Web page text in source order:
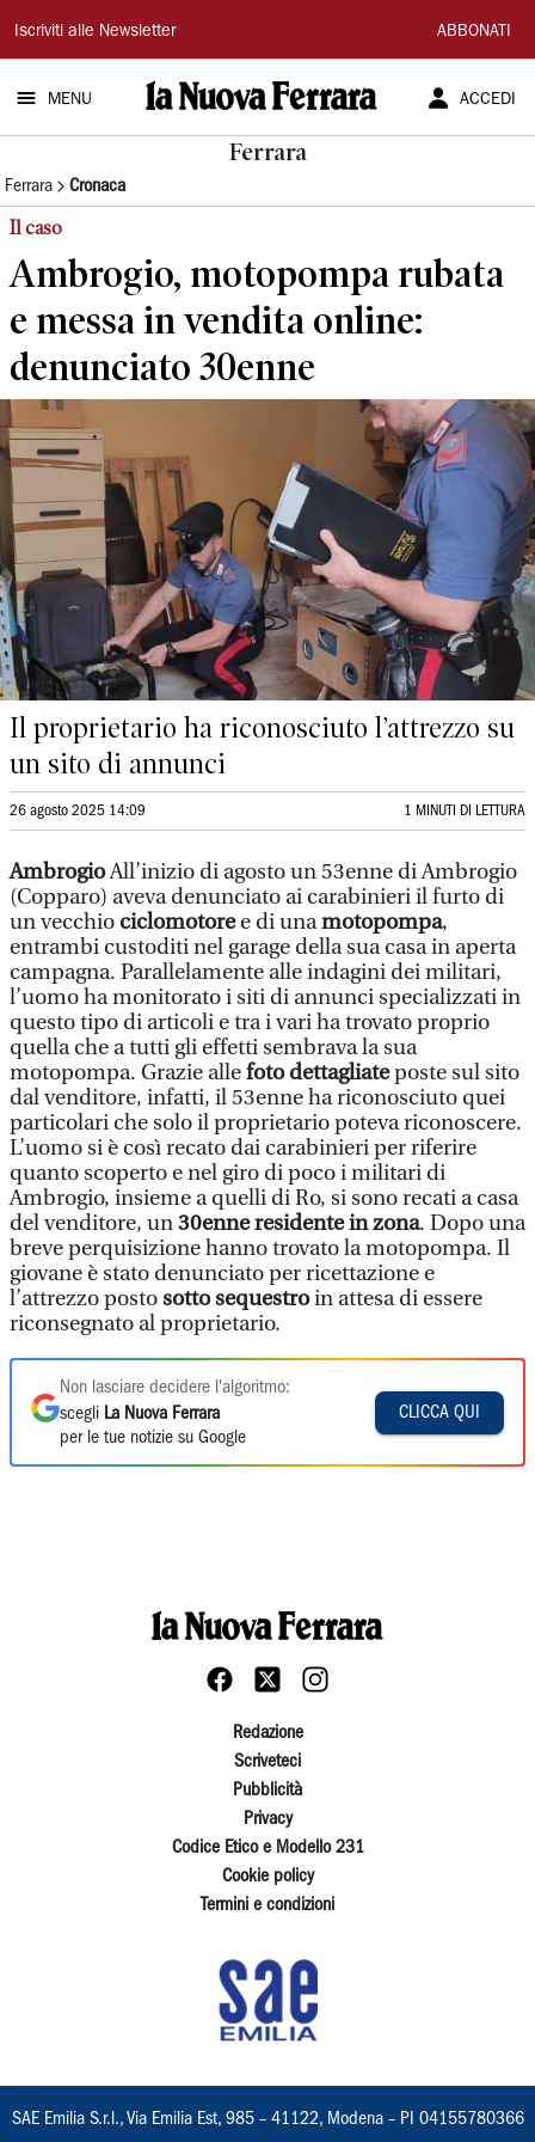
La
Nuova
Ferrara
Iscriviti alle Newsletter ABBONATI
MENU ACCEDI
Ferrara
Ferrara Cronaca
Il caso
Ambrogio, motopompa rubata
e messa in vendita online:
denunciato 30enne
Il proprietario ha riconosciuto l’attrezzo su
un sito di annunci
26 agosto 2025 14:09 1 MINUTI DI LETTURA
AmbrogioAll’inizio di agosto un 53enne di Ambrogio
(Copparo) aveva denunciato ai carabinieri il furto di
un vecchio ciclomotoree di unamotopompa,
entrambi custoditi nel garage della sua casa in aperta
campagna. Parallelamente alle indagini dei militari,
l’uomo ha monitorato i siti di annunci specializzati in
questo tipo di articoli e tra i vari ha trovato proprio
quella che a tutti gli effetti sembrava la sua
motopompa. Grazie allefoto dettagliateposte sul sito
dal venditore, infatti, il 53enne ha riconosciuto quei
particolari che solo il proprietario poteva riconoscere.
L’uomo si è così recato dai carabinieri per riferire
quanto scoperto e nel giro di poco i militari di
Ambrogio, insieme a quelli di Ro, si sono recati a casa
del venditore, un30enne residente in zona. Dopo una
breve perquisizione hanno trovato la motopompa. Il
giovane è stato denunciato per ricettazione e
l’attrezzo postosotto sequestroin attesa di essere
riconsegnato al proprietario.
Non lasciare decidere l'algoritmo:
scegli La Nuova Ferrara
per le tue notizie su Google
CLICCA QUI
Redazione
Scriveteci
Pubblicità
Privacy
Codice Etico e Modello 231
Cookie policy
Termini e condizioni
SAE Emilia S.r.l., Via Emilia Est, 985 – 41122, Modena – PI 04155780366